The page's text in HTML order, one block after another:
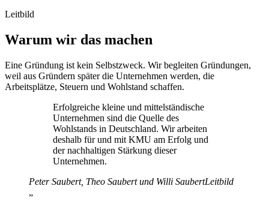
Leitbild
Warum wir das machen
Eine Gründung ist kein Selbstzweck. Wir begleiten Gründungen,
weil aus Gründern später die Unternehmen werden, die
Arbeitsplätze, Steuern und Wohlstand schaffen.
Erfolgreiche kleine und mittelständische
Unternehmen sind die Quelle des
Wohlstands in Deutschland. Wir arbeiten
deshalb für und mit KMU am Erfolg und
der nachhaltigen Stärkung dieser
Unternehmen.
Peter Saubert, Theo Saubert und Willi SaubertLeitbild
„